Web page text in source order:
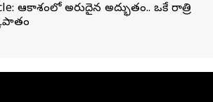
ఆకాశంలో అరుదైన అద్భుతం.. ఒకే రాత్రి